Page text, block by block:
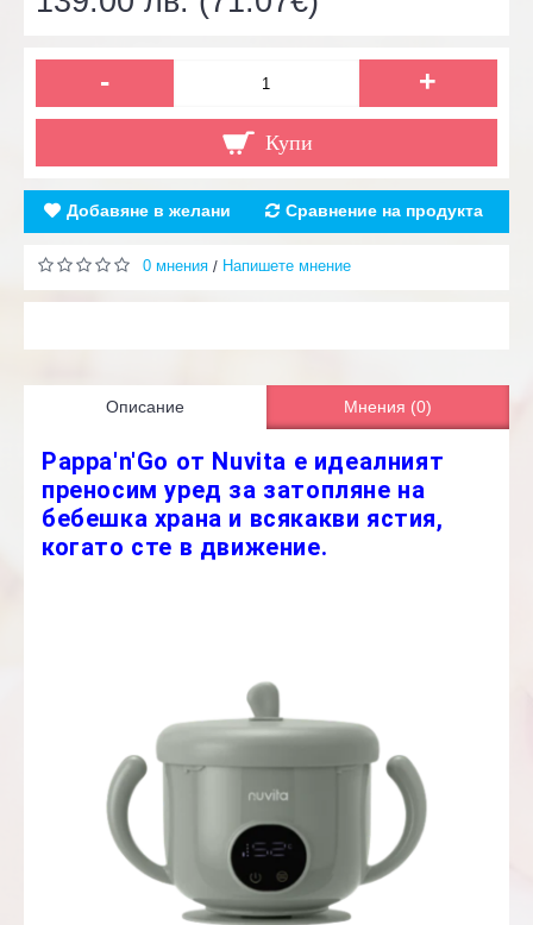
- +
Купи
Добавяне в желани Сравнение на продукта
0 мнения / Напишете мнение
Описание Мнения (0)
Pappa'n'Go от Nuvita е идеалният
преносим уред за затопляне на
бебешка храна и всякакви ястия,
когато сте в движение.